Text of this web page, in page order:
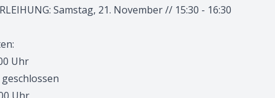
Samstag, 21. November // 15:30 - 16:30
Uhr
geschlossen